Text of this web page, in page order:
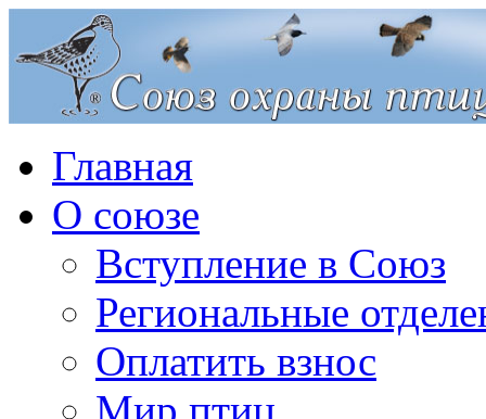
Главная
О союзе
Вступление в Союз
Региональные
Оплатить взнос